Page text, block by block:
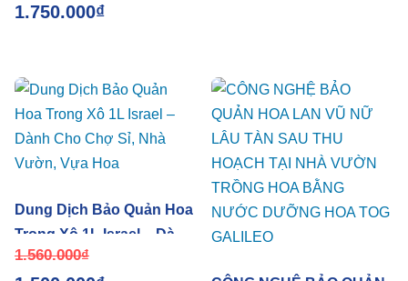
Longlife SL Liquid (CAN
1.750.000₫
Dung Dịch Bảo Quản Hoa
Trong Xô 1L Israel – Dành
Cho Chợ Sỉ, Nhà Vườn,
1.560.000₫